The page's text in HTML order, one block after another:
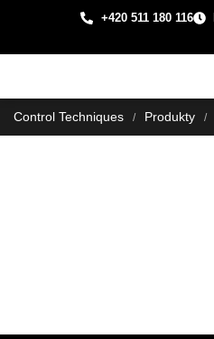
+420 511 180 116
Control Techniques / Produkty /